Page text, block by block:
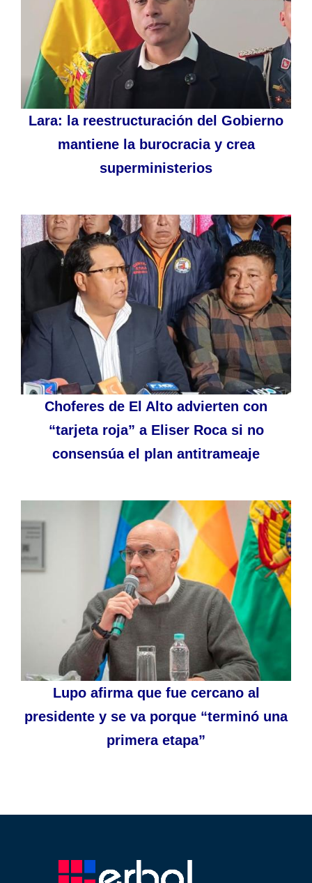
Lara: la reestructuración del Gobierno
mantiene la burocracia y crea
superministerios
Choferes de El Alto advierten con
“tarjeta roja” a Eliser Roca si no
consensúa el plan antitrameaje
Lupo afirma que fue cercano al
presidente y se va porque “terminó una
primera etapa”